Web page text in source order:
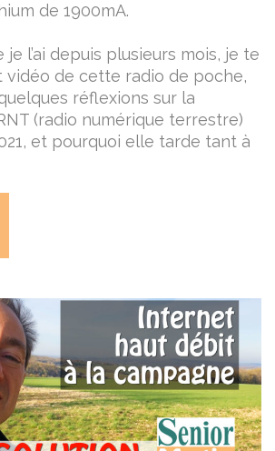
de 1900mA.
l’ai depuis plusieurs mois, je te
de cette radio de poche,
réflexions sur la
(radio numérique terrestre)
et pourquoi elle tarde tant à